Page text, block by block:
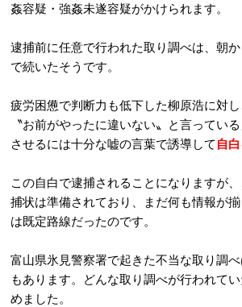
姦容疑・強姦未遂容疑がかけられます。
逮捕前に任意で行われた取り調べは、朝
で続いたそうです。
疲労困憊で判断力も低下した柳原浩に対
〝お前がやったに違いない〟と言ってい
させるには十分な嘘の言葉で誘導して 自
この自白で逮捕されることになりますが
捕状は準備されており、まだ何も情報が
は既定路線だったのです。
富山県氷見警察署で起きた不当な取り調
もあります。どんな取り調べが行われて
めました。